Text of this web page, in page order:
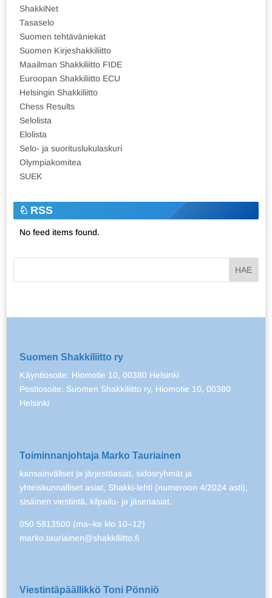
ShakkiNet
Tasaselo
Suomen tehtäväniekat
Suomen Kirjeshakkiliitto
Maailman Shakkiliitto FIDE
Euroopan Shakkiliitto ECU
Helsingin Shakkiliitto
Chess Results
Selolista
Elolista
Selo- ja suorituslukulaskuri
Olympiakomitea
SUEK
RSS
No feed items found.
Suomen Shakkiliitto ry
Käyntiosoite: Hiomotie 10, 00380 Helsinki
Postiosoite: Suomen Shakkiliitto ry, Hiomotie 10, 00380
Helsinki
Toiminnanjohtaja Marko Tauriainen
kansainväliset ja järjestöasiat, sidosryhmät ja
yhteiskunnalliset asiat, Shakki-lehti (numeroon 4/2024 asti),
sisäinen viestintä, kilpailu- ja jäsenasiat.
050 5813500 (ma–ke klo 10–12)
marko.tauriainen@shakkiliitto.fi
Viestintäpäällikkö Toni Pönniö